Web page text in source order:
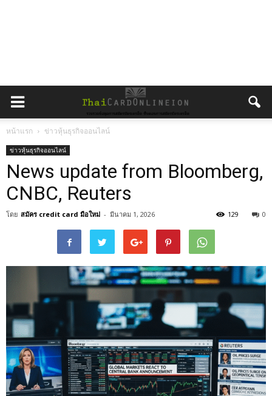
หน้าแรก ข่าวหุ้นธุรกิจออนไลน์
ข่าวหุ้นธุรกิจออนไลน์
News update from Bloomberg,
CNBC, Reuters
โดย สมัคร credit card มือใหม่ - มีนาคม 1, 2026 0
129